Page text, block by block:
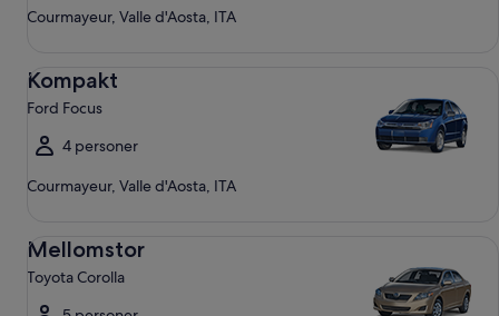
Courmayeur, Valle d'Aosta, ITA
Kompakt
Ford Focus
4 personer
Courmayeur, Valle d'Aosta, ITA
Mellomstor
Toyota Corolla